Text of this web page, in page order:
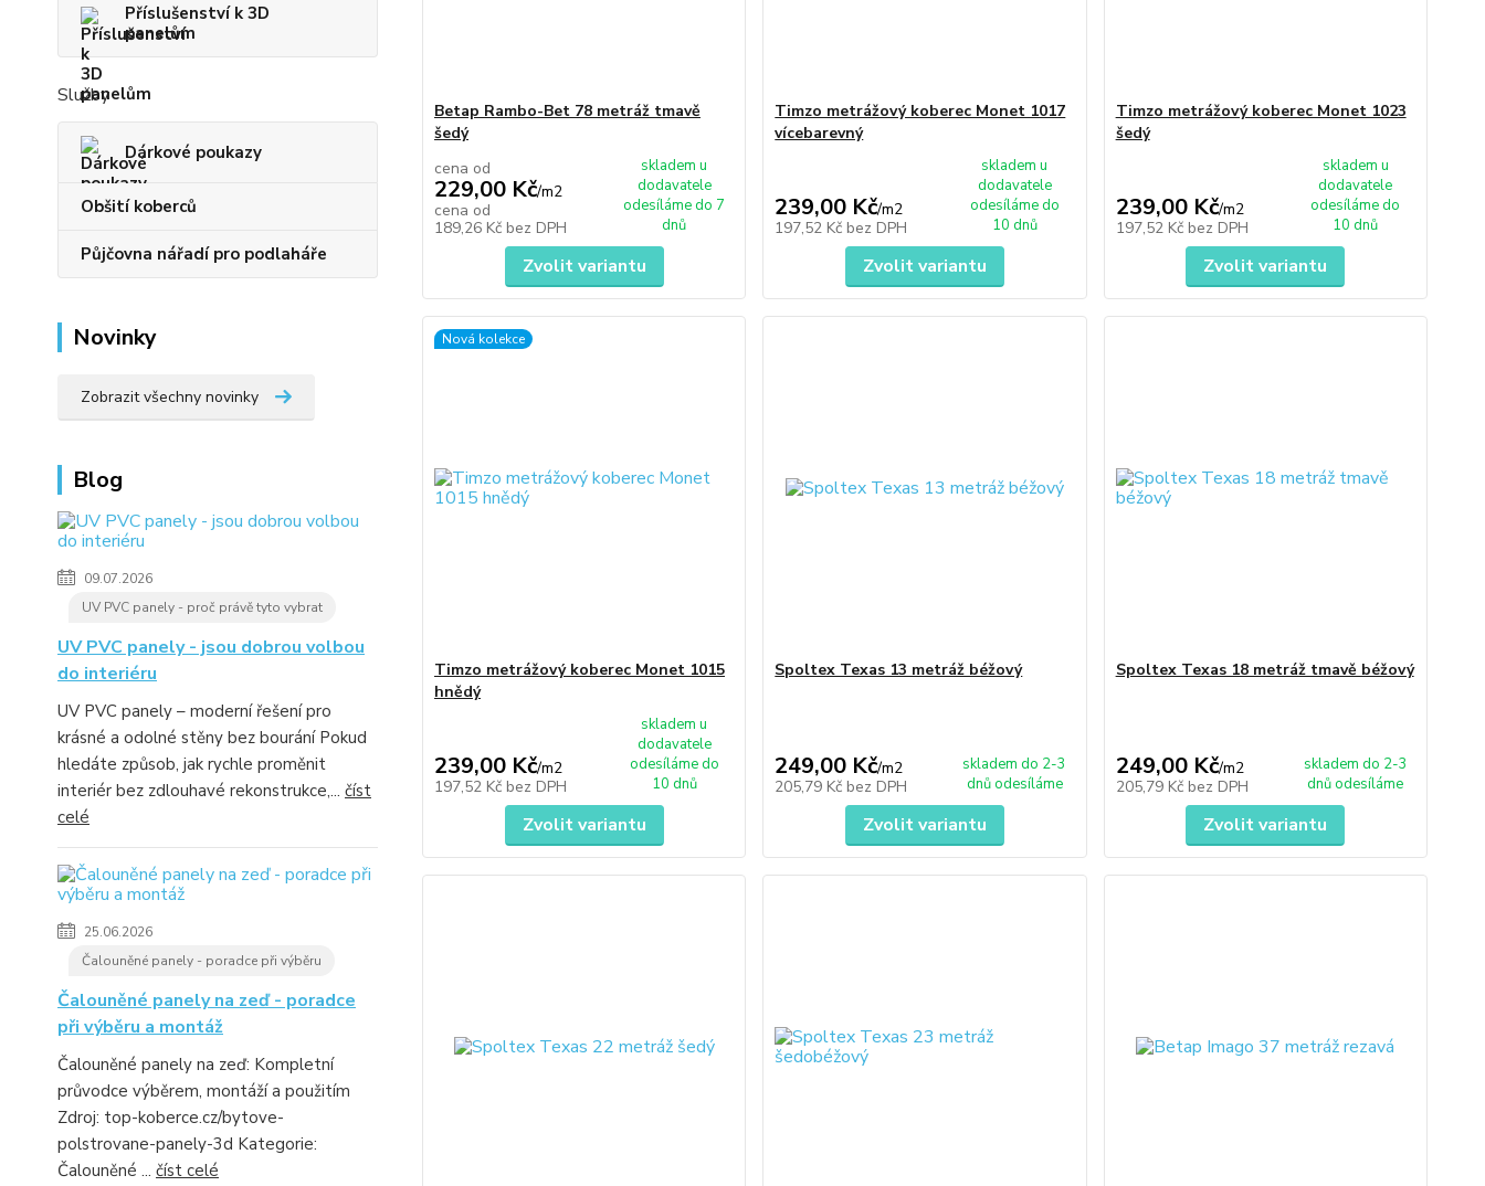
Příslušenství k 3D
panelům
Služby
Dárkové poukazy
Obšití koberců
Půjčovna nářadí pro podlaháře
Novinky
Zobrazit všechny novinky
Blog
09.07.2026
UV PVC panely - proč právě tyto vybrat
UV PVC panely - jsou dobrou volbou
do interiéru
UV PVC panely – moderní řešení pro
krásné a odolné stěny bez bourání Pokud
hledáte způsob, jak rychle proměnit
interiér bez zdlouhavé rekonstrukce,... číst
celé
25.06.2026
Čalouněné panely - poradce při výběru
Čalouněné panely na zeď - poradce
při výběru a montáž
Čalouněné panely na zeď: Kompletní
průvodce výběrem, montáží a použitím
Zdroj: top-koberce.cz/bytove-
polstrovane-panely-3d Kategorie:
Čalouněné ... číst celé
Betap Rambo-Bet 78 metráž tmavě
šedý
cena od
229,00 Kč/m2
cena od
189,26 Kč bez DPH
skladem u
dodavatele
odesíláme do 7
dnů
Zvolit variantu
Timzo metrážový koberec Monet 1017
vícebarevný
239,00 Kč/m2
197,52 Kč bez DPH
skladem u
dodavatele
odesíláme do
10 dnů
Zvolit variantu
Timzo metrážový koberec Monet 1023
šedý
239,00 Kč/m2
197,52 Kč bez DPH
skladem u
dodavatele
odesíláme do
10 dnů
Zvolit variantu
Nová kolekce
Timzo metrážový koberec Monet 1015
hnědý
239,00 Kč/m2
197,52 Kč bez DPH
skladem u
dodavatele
odesíláme do
10 dnů
Zvolit variantu
Spoltex Texas 13 metráž béžový
249,00 Kč/m2
205,79 Kč bez DPH
skladem do 2-3
dnů odesíláme
Zvolit variantu
Spoltex Texas 18 metráž tmavě béžový
249,00 Kč/m2
205,79 Kč bez DPH
skladem do 2-3
dnů odesíláme
Zvolit variantu